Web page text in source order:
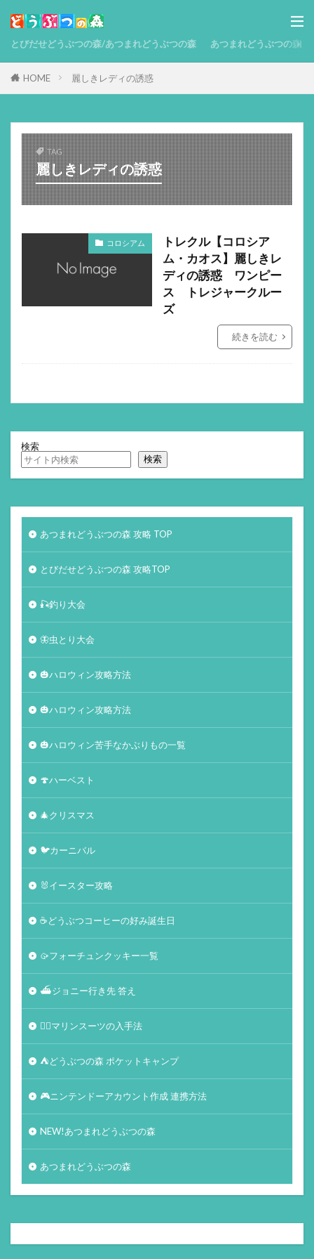
とびだせどうぶつの森/あつまれどうぶつの森 あつまれどうぶつの森
HOME 麗しきレディの誘惑
TAG
麗しきレディの誘惑
コロシアム
トレクル【コロシア
ム・カオス】麗しきレ
ディの誘惑 ワンピー
ス トレジャークルー
ズ
続きを読む
検索
検索
あつまれどうぶつの森 攻略 TOP
とびだせどうぶつの森 攻略TOP
🎣釣り大会
🦋虫とり大会
🎃ハロウィン攻略方法
🎃ハロウィン攻略方法
🎃ハロウィン苦手なかぶりもの一覧
🍄ハーベスト
🎄クリスマス
🐦カーニバル
🐰イースター攻略
☕️どうぶつコーヒーの好み誕生日
🥠フォーチュンクッキー一覧
⛴ジョニー行き先 答え
🏄‍♀️マリンスーツの入手法
⛺どうぶつの森 ポケットキャンプ
🎮ニンテンドーアカウント作成 連携方法
NEW!あつまれどうぶつの森
あつまれどうぶつの森